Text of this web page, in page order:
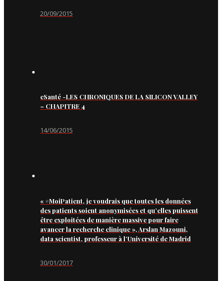
20/09/2015
eSanté -LES CHRONIQUES DE LA SILICON VALLEY
– CHAPITRE 4
14/06/2015
« #MoiPatient, je voudrais que toutes les données
des patients soient anonymisées et qu’elles puissent
être exploitées de manière massive pour faire
avancer la recherche clinique », Arslan Mazouni,
data scientist, professeur à l’Université de Madrid
30/01/2017